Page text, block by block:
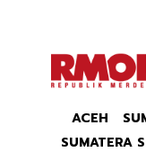
ACEH
SUMATERA